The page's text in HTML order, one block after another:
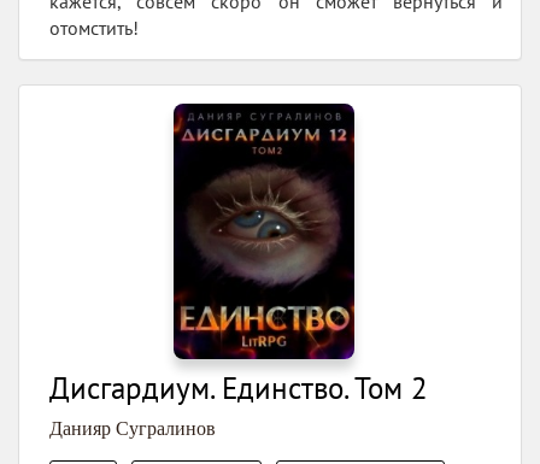
отомстить!
Дисгардиум. Единство. Том 2
Данияр Сугралинов